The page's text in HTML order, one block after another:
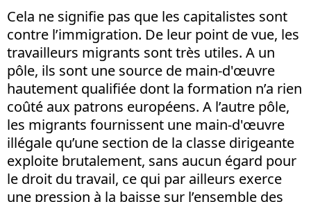
Cela ne signifie pas que les capitalistes sont
contre l’immigration. De leur point de vue, les
travailleurs migrants sont très utiles. A un
pôle, ils sont une source de main-d'œuvre
hautement qualifiée dont la formation n’a rien
coûté aux patrons européens. A l’autre pôle,
les migrants fournissent une main-d'œuvre
illégale qu’une section de la classe dirigeante
exploite brutalement, sans aucun égard pour
le droit du travail, ce qui par ailleurs exerce
une pression à la baisse sur l’ensemble des